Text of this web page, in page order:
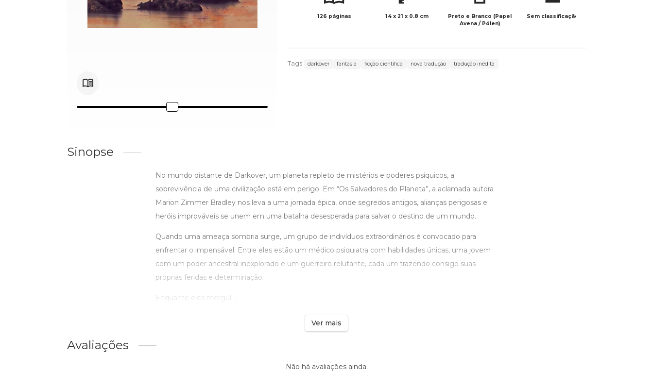
126 páginas 14 x 21 x 0.8 cm
Preto e Branco (Papel
Avena / Pólen)
Sem classificação
Tags: darkover fantasia ficção científica nova tradução tradução inédita
Sinopse
No mundo distante de Darkover, um planeta repleto de mistérios e poderes psíquicos, a
sobrevivência de uma civilização está em perigo. Em “Os Salvadores do Planeta”, a aclamada autora
Marion Zimmer Bradley nos leva a uma jornada épica, onde segredos antigos, alianças perigosas e
heróis improváveis se unem em uma batalha desesperada para salvar o destino de um mundo.
Quando uma ameaça sombria surge, um grupo de indivíduos extraordinários é convocado para
enfrentar o impensável. Entre eles estão um médico psiquiatra com habilidades únicas, uma jovem
com um poder ancestral inexplorado e um guerreiro relutante, cada um trazendo consigo suas
próprias feridas e determinação.
Enquanto eles mergul ...
Ver mais
Avaliações
Não há avaliações ainda.